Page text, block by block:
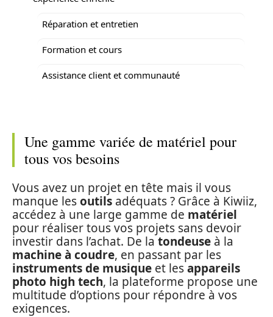
Réparation et entretien
Formation et cours
Assistance client et communauté
Une gamme variée de matériel pour
tous vos besoins
Vous avez un projet en tête mais il vous
manque lesoutils adéquats ? Grâce à Kiwiiz,
accédez à une large gamme de matériel
pour réaliser tous vos projets sans devoir
investir dans l’achat. De la tondeuse à la
machine à coudre, en passant par les
instruments de musique et lesappareils
photo high tech, la plateforme propose une
multitude d’options pour répondre à vos
exigences.